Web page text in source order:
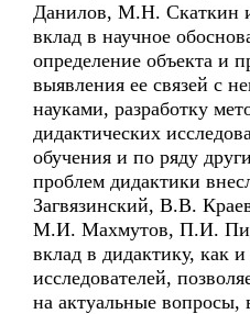
Данилов, М.Н. Скаткин
вклад в научное
определение объекта и
выявления ее связей с
науками, разработку
дидактических
обучения и по ряду
проблем дидактики
Загвязинский, В.В.
М.И. Махмутов, П.И.
вклад в дидактику, как
исследователей,
на актуальные вопросы,